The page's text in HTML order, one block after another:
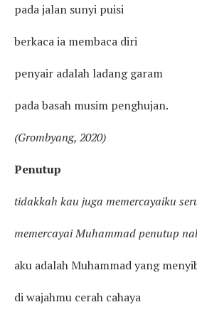
pada jalan sunyi puisi
berkaca ia membaca diri
penyair adalah ladang garam
pada basah musim penghujan.
(Grombyang, 2020)
Penutup
tidakkah kau juga memercayaiku
memercayai Muhammad penutup
aku adalah Muhammad yang
di wajahmu cerah cahaya